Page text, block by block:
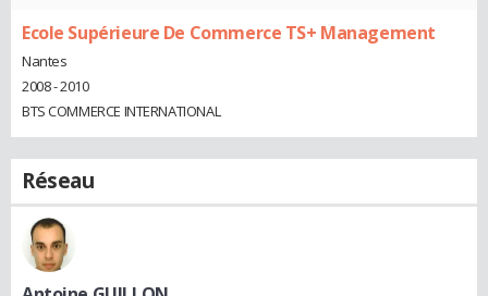
Ecole Supérieure De Commerce TS+ Management
Nantes
2008 - 2010
BTS COMMERCE INTERNATIONAL
Réseau